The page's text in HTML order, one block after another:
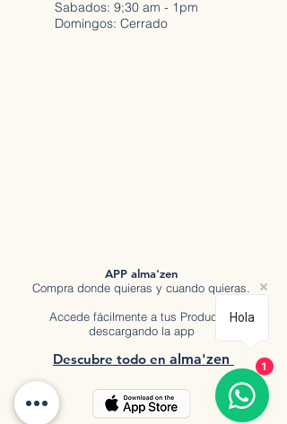
Sabados: 9;30 am - 1pm
Domingos: Cerrado
APP alma'zen
Compra donde quieras y cuando quieras.
Accede fácilmente a tus Productos
descargando la app
Descubre todo en a lma'zen
Hola
1